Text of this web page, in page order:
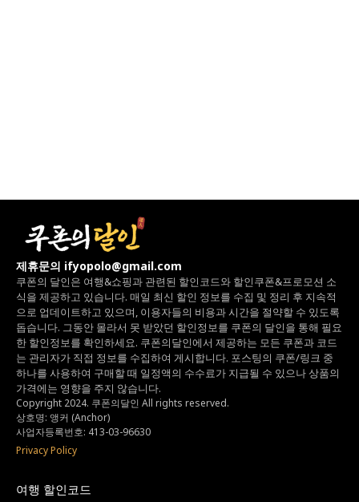
제휴문의 ifyopolo@gmail.com
쿠폰의 달인은 여행&쇼핑과 관련된 할인코드와 할인쿠폰&프로모션 소
식을 제공하고 있습니다. 매일 최신 할인 정보를 수집 및 정리 후 지속적
으로 업데이트하고 있으며, 이용자들의 비용과 시간을 절약할 수 있도록
돕습니다. 그동안 몰라서 못 받았던 할인정보를 쿠폰의 달인을 통해 필요
한 할인정보를 확인하세요. 쿠폰의달인에서 제공하는 모든 쿠폰과 코드
는 관리자가 직접 정보를 수집하여 게시합니다. 포스팅의 쿠폰/링크 중
하나를 사용하여 구매할 때 일정액의 수수료가 지급될 수 있으나상품의
가격에는 영향을 주지 않습니다.
Copyright 2024. 쿠폰의달인 All rights reserved.
상호명: 앵커 (Anchor)
사업자등록번호: 413-03-96630
Privacy Policy
여행 할인코드